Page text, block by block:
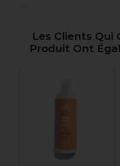
Les Clients Qui
Produit Ont